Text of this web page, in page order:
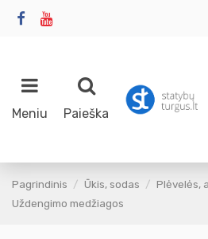
Meniu Paieška
Pagrindinis Ūkis, sodas
Plėvelės,
Uždengimo medžiagos